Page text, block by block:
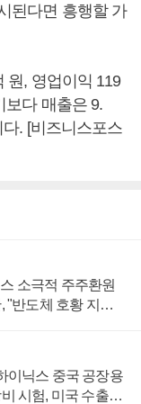
된다면 흥행할 가
원, 영업이익 119
보다 매출은 9.
. [비즈니스포스
소극적 주주환원
"반도체 호황 지속
이닉스 중국 공장용
시험, 미국 수출통